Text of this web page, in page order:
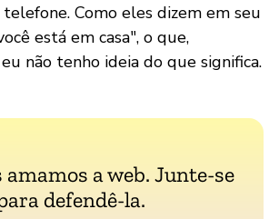
Como eles dizem em seu
está em casa", o que,
não tenho ideia do que significa.
amamos a web. Junte-se
defendê-la.